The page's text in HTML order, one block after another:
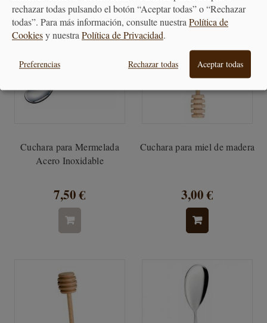
Cuchara para Mermelada
Acero Inoxidable
7,50 €
Cuchara para miel de madera
3,00 €
rechazar todas pulsando el botón “Aceptar todas” o “Rechazar
todas”. Para más información, consulte nuestraPolítica de
Cookiesy nuestraPolítica de Privacidad.
Preferencias Rechazar todas Aceptar todas